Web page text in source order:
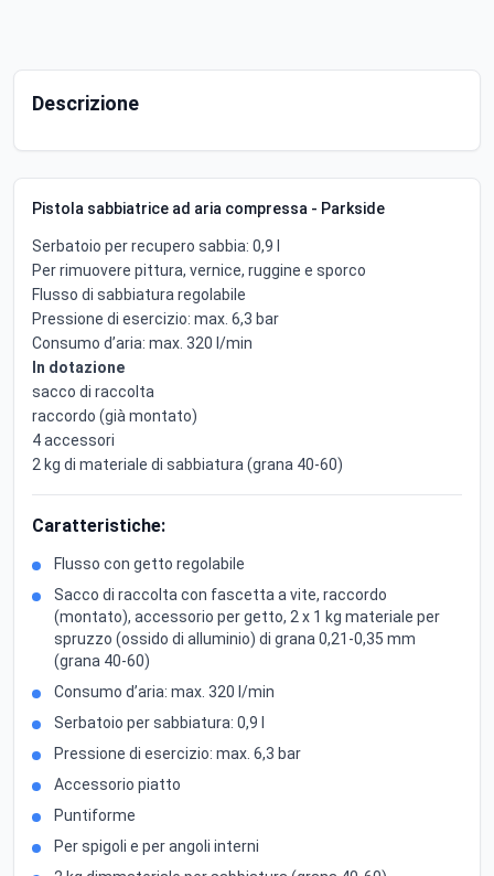
Descrizione
Pistola sabbiatrice ad aria compressa - Parkside
Serbatoio per recupero sabbia: 0,9 l
Per rimuovere pittura, vernice, ruggine e sporco
Flusso di sabbiatura regolabile
Pressione di esercizio: max. 6,3 bar
Consumo d’aria: max. 320 l/min
In dotazione
sacco di raccolta
raccordo (già montato)
4 accessori
2 kg di materiale di sabbiatura (grana 40-60)
Caratteristiche:
Flusso con getto regolabile
Sacco di raccolta con fascetta a vite, raccordo
(montato), accessorio per getto, 2 x 1 kg materiale per
spruzzo (ossido di alluminio) di grana 0,21-0,35 mm
(grana 40-60)
Consumo d’aria: max. 320 l/min
Serbatoio per sabbiatura: 0,9 l
Pressione di esercizio: max. 6,3 bar
Accessorio piatto
Puntiforme
Per spigoli e per angoli interni